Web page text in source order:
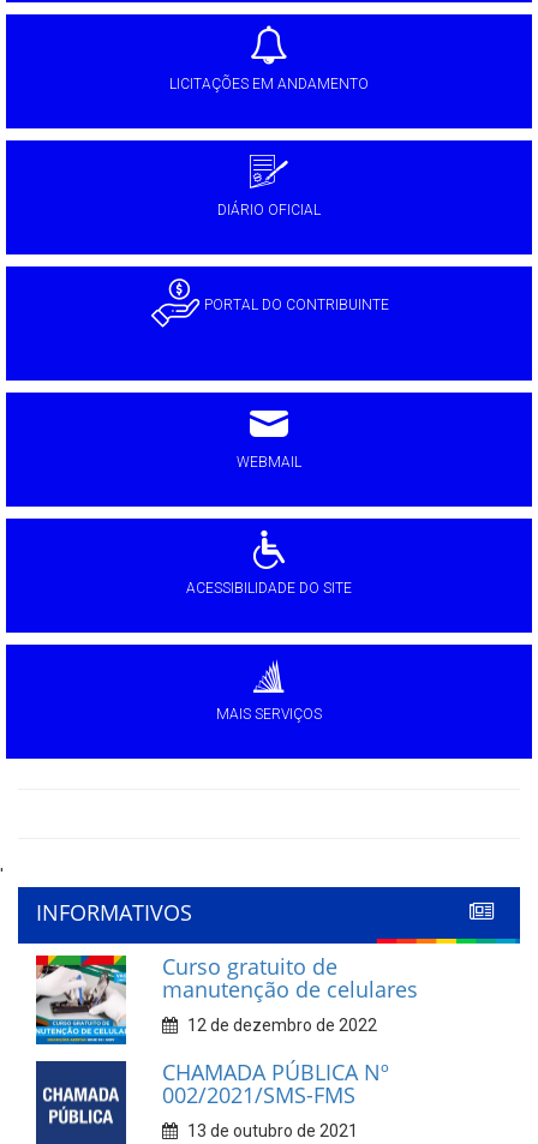
LICITAÇÕES EM ANDAMENTO
DIÁRIO OFICIAL
PORTAL DO CONTRIBUINTE
WEBMAIL
ACESSIBILIDADE DO SITE
MAIS SERVIÇOS
'
INFORMATIVOS
Curso gratuito de
manutenção de celulares
12 de dezembro de 2022
CHAMADA PÚBLICA Nº
002/2021/SMS-FMS
13 de outubro de 2021